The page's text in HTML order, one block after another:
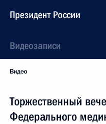
Президент России
Видеозаписи
Видео
Торжественный
Федерального